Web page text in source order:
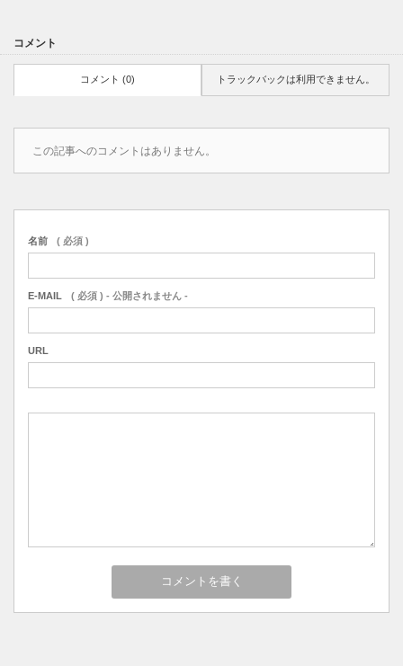
コメント
コメント (0) トラックバックは利用できません。
この記事へのコメントはありません。
名前 ( 必須 )
E-MAIL ( 必須 ) - 公開されません -
URL